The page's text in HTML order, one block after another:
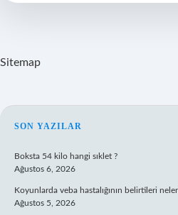
Sitemap
SIDEBAR
SON YAZILAR
Boksta 54 kilo hangi sıklet ?
Ağustos 6, 2026
Koyunlarda veba hastalığının belirtileri
Ağustos 5, 2026